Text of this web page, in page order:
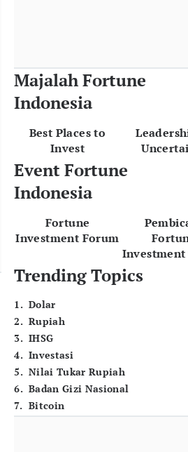
Majalah Fortune
Indonesia
Best Places to
Invest
Event Fortune
Indonesia
Fortune
Investment Forum
Trending Topics
1. Dolar
2. Rupiah
3. IHSG
4. Investasi
5. Nilai Tukar Rupiah
6. Badan Gizi Nasional
7. Bitcoin